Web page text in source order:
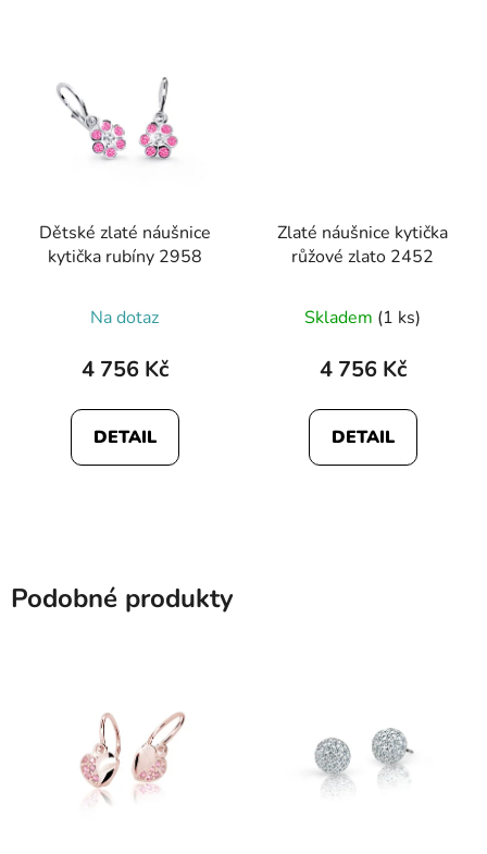
Dětské zlaté náušnice
kytička rubíny 2958
Na dotaz
4 756 Kč
DETAIL
Zlaté náušnice kytička
růžové zlato 2452
Skladem (1 ks)
4 756 Kč
DETAIL
Podobné produkty